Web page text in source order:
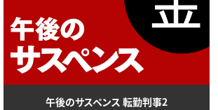
午後のサスペンス 転勤判事2